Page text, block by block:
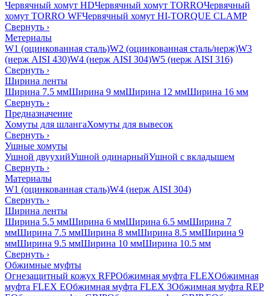
Червячный хомут HDЧервячный хомут TORROЧервячный
хомут TORRO WFЧервячный хомут HI-TORQUE CLAMP
Свернуть ›
Метериалы
W1 (оцинкованная сталь)W2 (оцинкованная сталь/нерж)W3
(нерж AISI 430)W4 (нерж AISI 304)W5 (нерж AISI 316)
Свернуть ›
Ширина ленты
Ширина 7.5 ммШирина 9 ммШирина 12 ммШирина 16 мм
Свернуть ›
Предназначение
Хомуты для шлангаХомуты для вывесок
Свернуть ›
Ушные хомуты
Ушной двуухийУшной одинарныйУшной с вкладышем
Свернуть ›
Материалы
W1 (оцинкованная сталь)W4 (нерж AISI 304)
Свернуть ›
Ширина ленты
Ширина 5.5 ммШирина 6 ммШирина 6.5 ммШирина 7
ммШирина 7.5 ммШирина 8 ммШирина 8.5 ммШирина 9
ммШирина 9.5 ммШирина 10 ммШирина 10.5 мм
Свернуть ›
Обжимные муфты
Огнезащитный кожух RFPОбжимная муфта FLEXОбжимная
муфта FLEX EОбжимная муфта FLEX 3Обжимная муфта REP